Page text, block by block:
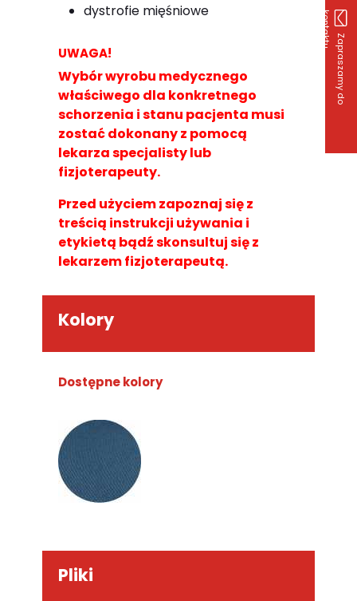
Z
a
p
r
a
s
z
a
m
y
d
o
k
o
n
t
a
k
t
u
dystrofie mięśniowe
UWAGA!
Wybór wyrobu medycznego
właściwego dla konkretnego
schorzenia i stanu pacjenta musi
zostać dokonany z pomocą
lekarza specjalisty lub
fizjoterapeuty.
Przed użyciem zapoznaj się z
treścią instrukcji używania i
etykietą bądź skonsultuj się z
lekarzem fizjoterapeutą.
Kolory
Dostępne kolory
Pliki